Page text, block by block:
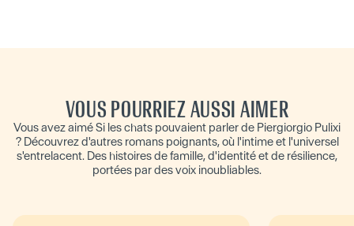
VOUS POURRIEZ AUSSI AIMER
Vous avez aimé Si les chats pouvaient parler de Piergiorgio Pulixi
? Découvrez d'autres romans poignants, où l'intime et l'universel
s'entrelacent. Des histoires de famille, d'identité et de résilience,
portées par des voix inoubliables.